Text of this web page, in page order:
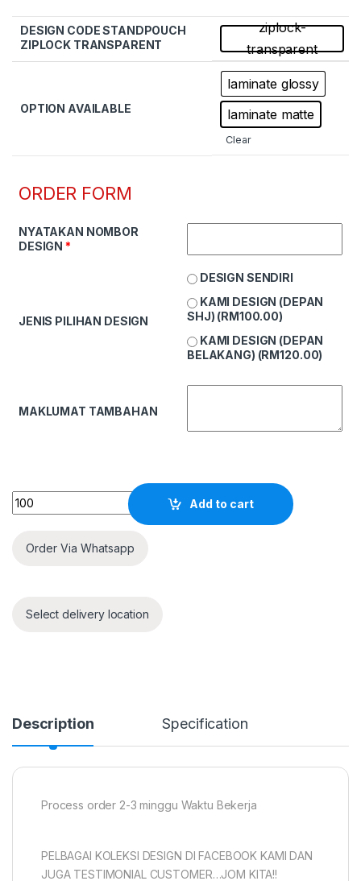
DESIGN CODE STANDPOUCH
ZIPLOCK TRANSPARENT
ziplock-
transparent
OPTION AVAILABLE
laminate glossy
laminate matte
Clear
ORDER FORM
NYATAKAN NOMBOR
DESIGN*
JENIS PILIHAN DESIGN
DESIGN SENDIRI
KAMI DESIGN (DEPAN
SHJ) (RM100.00)
KAMI DESIGN (DEPAN
BELAKANG) (RM120.00)
MAKLUMAT TAMBAHAN
Quantity
Add to cart
Order Via Whatsapp
Select delivery location
Description Specification
Process order 2-3 minggu Waktu Bekerja
PELBAGAI KOLEKSI DESIGN DI FACEBOOK KAMI DAN
JUGA TESTIMONIAL CUSTOMER…JOM KITA!!